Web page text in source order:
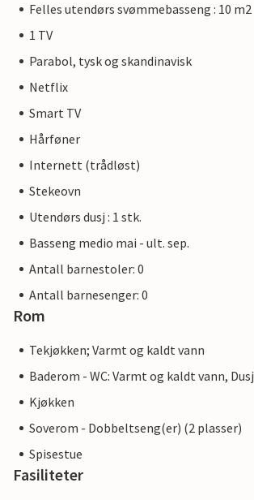
Felles utendørs svømmebasseng : 10 m2
1 TV
Parabol, tysk og skandinavisk
Netflix
Smart TV
Hårføner
Internett (trådløst)
Stekeovn
Utendørs dusj : 1 stk.
Basseng medio mai - ult. sep.
Antall barnestoler: 0
Antall barnesenger: 0
Rom
Tekjøkken; Varmt og kaldt vann
Baderom - WC: Varmt og kaldt vann, Dusj
Kjøkken
Soverom - Dobbeltseng(er) (2 plasser)
Spisestue
Fasiliteter